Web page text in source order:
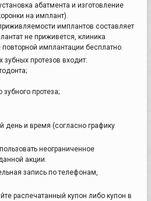
абатмента и изготовление
на имплант).
имплантов составляет
не приживется, клиника
повторной имплантации бесплатно.
протезов входит:
протеза;
день и время (согласно графику
неограниченное
акции.
запись по телефонам,
распечатанный купон либо купон в